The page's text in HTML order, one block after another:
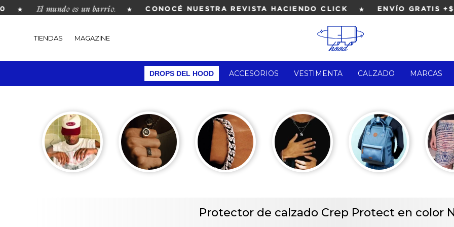
El mundo es un barrio. CONOCÉ NUESTRA REVISTA HACIENDO CLICK ENVÍO GRATIS
DROPS DEL HOOD ACCESORIOS VESTIMENTA CALZADO MARCAS
TIENDAS MAGAZINE
Protector de calzado Crep Protect en color